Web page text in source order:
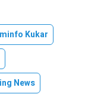
Kukar
News